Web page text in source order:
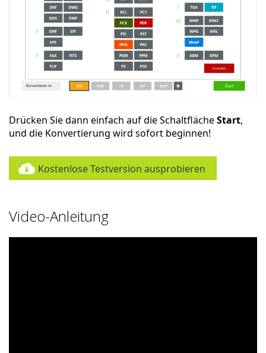
Drücken Sie dann einfach auf die SchaltflächeStart,
und die Konvertierung wird sofort beginnen!
Kostenlose Testversion ausprobieren
Video-Anleitung